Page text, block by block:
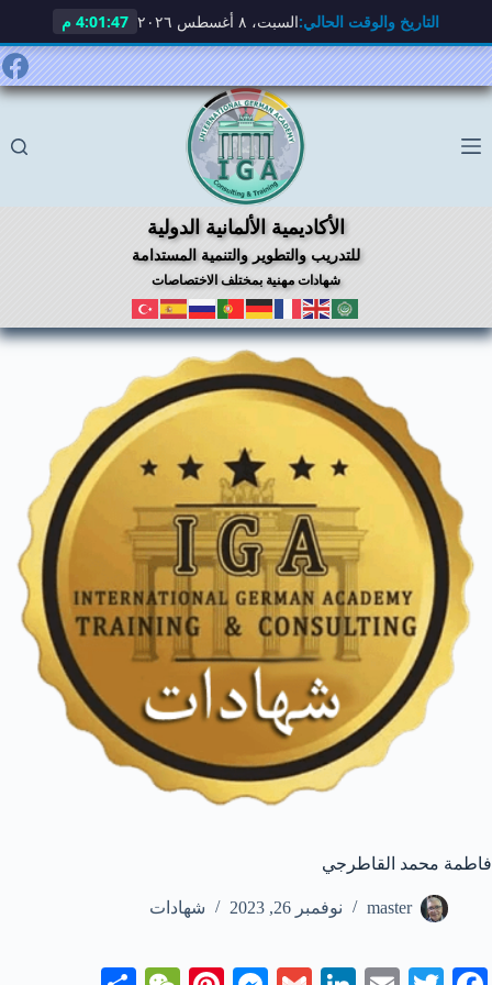
التاريخ والوقت الحالي:السبت، ٨ أغسطس ٢٠٢٦ 4:01:48 م
التجاوز
إلى
المحتوى
الأكاديمية الألمانية الدولية
للتدريب والتطوير والتنمية المستدامة
شهادات مهنية بمختلف الاختصاصات
فاطمة محمد القاطرجي
master نوفمبر 26, 2023 شهادات